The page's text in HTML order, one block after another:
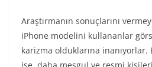
Araştırmanın sonuçlarını
iPhone modelini kullananlar
karizma olduklarına inanıyorlar.